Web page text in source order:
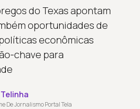
do Texas apontam
oportunidades de
econômicas
chave para
Telinha
De Jornalismo Portal Tela